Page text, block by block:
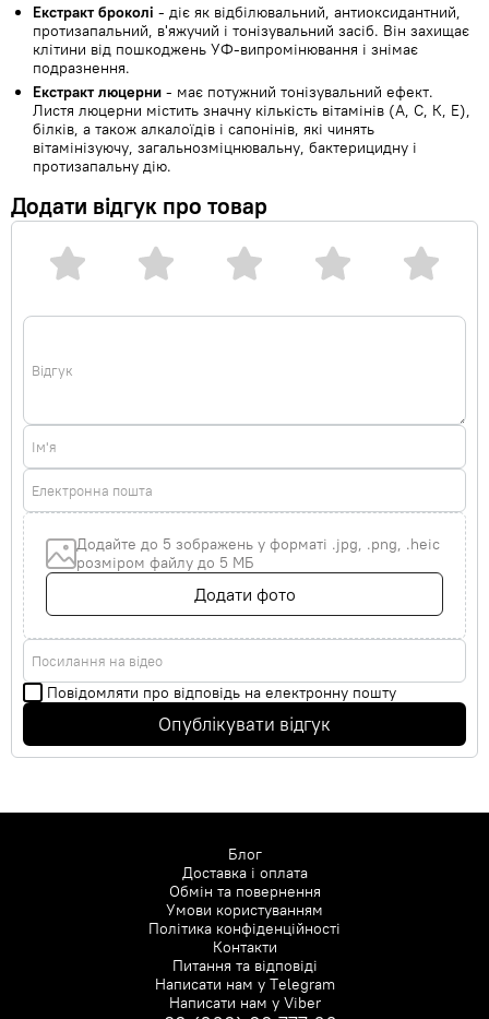
Екстракт броколі - діє як відбілювальний, антиоксидантний,
протизапальний, в'яжучий і тонізувальний засіб. Він захищає
клітини від пошкоджень УФ-випромінювання і знімає
подразнення.
Екстракт люцерни - має потужний тонізувальний ефект.
Листя люцерни містить значну кількість вітамінів (А, С, К, Е),
білків, а також алкалоїдів і сапонінів, які чинять
вітамінізуючу, загальнозміцнювальну, бактерицидну і
протизапальну дію.
Додати відгук про товар
Відгук
Ім'я
Електронна пошта
Додайте до 5 зображень у форматі .jpg, .png, .heic
розміром файлу до 5 МБ
Додати фото
Посилання на відео
Повідомляти про відповідь на електронну пошту
Опублікувати відгук
Блог
Доставка і оплата
Обмін та повернення
Умови користуванням
Політика конфіденційності
Контакти
Питання та відповіді
Написати нам уTelegram
Написати нам уViber